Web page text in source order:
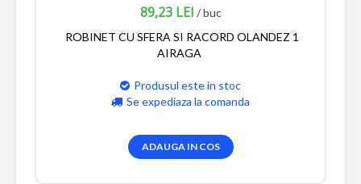
89,23 LEI / buc
ROBINET CU SFERA SI RACORD OLANDEZ 1
AIRAGA
Produsul este in stoc
Se expediaza la comanda
ADAUGA IN COS